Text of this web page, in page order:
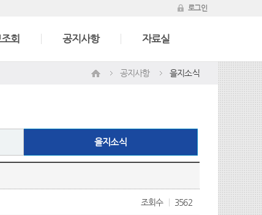
로그인
회 공지사항 자료실
공지사항 을지소식
을지소식
조회수 3562